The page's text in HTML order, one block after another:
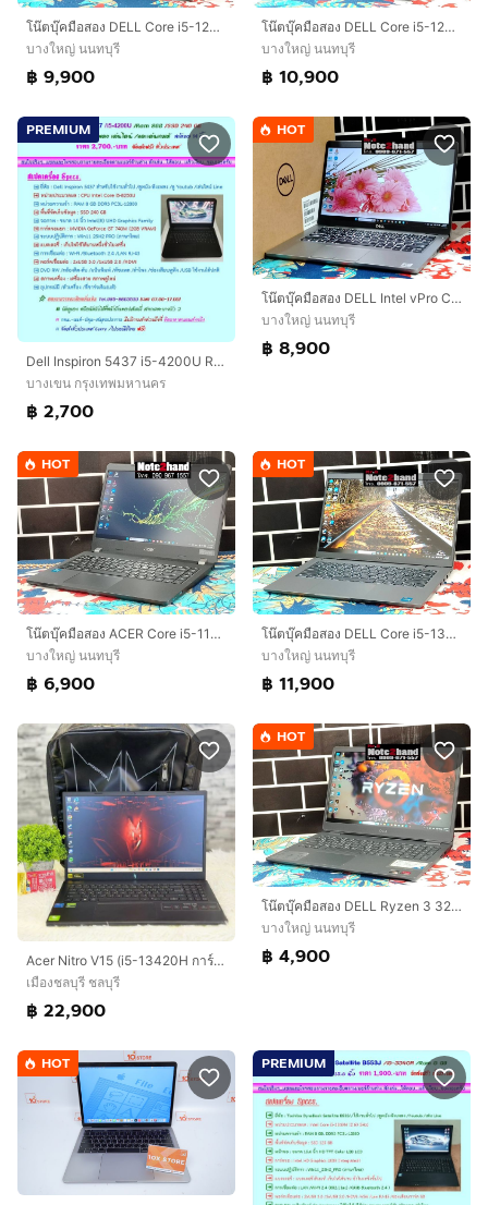
โน๊ตบุ๊คมือสอง DELL Core i5-1235U จอ14”FHD แรม8+NVMe512+การ์ดจอ Iris+วินโดว์แท้
บางใหญ่ นนทบุรี
฿ 9,900
โน๊ตบุ๊คมือสอง DELL Core i5-1235U จอ15.6” IPS แรม8+NVMe512+การ์ดจอ Iris+วินโดว์แท้
บางใหญ่ นนทบุรี
฿ 10,900
PREMIUM
Dell Inspiron 5437 i5-4200U Ram 8GB SSD SATA 240 GB หน้าจอ 14 นิ้ว ดูหนังฟังเพลง-เล่นไลน์ ราคา 2,700.-บาท จัดส่งฟรีทั่วประเทศ
บางเขน กรุงเทพมหานคร
฿ 2,700
HOT
โน๊ตบุ๊คมือสอง DELL Intel vPro Core i7-10610U จอทัชสกรีน 14.0”IPS แรม16+SSD256+การ์ดจอ 620+วินโดว์แท้
บางใหญ่ นนทบุรี
฿ 8,900
HOT
โน๊ตบุ๊คมือสอง ACER Core i5-1135G7 จอ14” แรม8+NVMe.256+การ์ดจอ Iris
บางใหญ่ นนทบุรี
฿ 6,900
HOT
โน๊ตบุ๊คมือสอง DELL Core i5-1335U จอ14”IPS แรม8+NVMe512+การ์ดจอ Iris+วินโดว์แท้
บางใหญ่ นนทบุรี
฿ 11,900
Acer Nitro V15 (i5-13420H การ์ดจอRTX4050 ประศูนย์ถึง10/2027) รุ่น ANV15-51-50UV
เมืองชลบุรี ชลบุรี
฿ 22,900
HOT
โน๊ตบุ๊คมือสอง DELL Ryzen 3 3250U จอ15.6”IPS แรม8+NVMe256+การ์ดจอ2GB+วินโดว์แท้
บางใหญ่ นนทบุรี
฿ 4,900
HOT PREMIUM